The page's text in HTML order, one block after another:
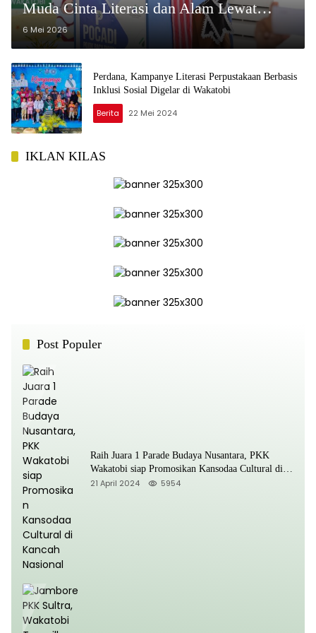
Muda Cinta Literasi dan Alam Lewat
Lomba Bercerita
6 Mei 2026
Perdana, Kampanye Literasi Perpustakaan Berbasis
Inklusi Sosial Digelar di Wakatobi
Berita 22 Mei 2024
IKLAN KILAS
Post Populer
Raih Juara 1 Parade Budaya Nusantara, PKK
Wakatobi siap Promosikan Kansodaa Cultural di
Kancah Nasional
21 April 2024 5954